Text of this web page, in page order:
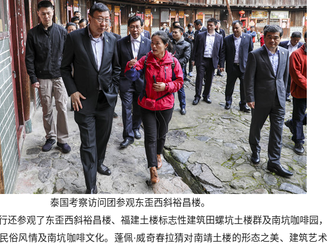
泰国考察访问团参观东歪西斜裕昌楼。
还参观了东歪西斜裕昌楼、福建土楼标志性建筑田螺坑土楼群及南坑咖啡园
俗风情及南坑咖啡文化。蓬佩·威奇春拉猜对南靖土楼的形态之美、建筑艺